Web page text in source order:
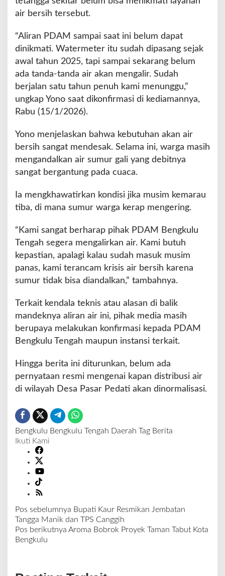
r
air bersih tersebut.
“Aliran PDAM sampai saat ini belum dapat
dinikmati. Watermeter itu sudah dipasang sejak
awal tahun 2025, tapi sampai sekarang belum
ada tanda-tanda air akan mengalir. Sudah
berjalan satu tahun penuh kami menunggu,”
ungkap Yono saat dikonfirmasi di kediamannya,
Rabu (15/1/2026).
Yono menjelaskan bahwa kebutuhan akan air
bersih sangat mendesak. Selama ini, warga masih
mengandalkan air sumur gali yang debitnya
sangat bergantung pada cuaca.
Ia mengkhawatirkan kondisi jika musim kemarau
tiba, di mana sumur warga kerap mengering.
“Kami sangat berharap pihak PDAM Bengkulu
Tengah segera mengalirkan air. Kami butuh
kepastian, apalagi kalau sudah masuk musim
panas, kami terancam krisis air bersih karena
sumur tidak bisa diandalkan,” tambahnya.
Terkait kendala teknis atau alasan di balik
mandeknya aliran air ini, pihak media masih
berupaya melakukan konfirmasi kepada PDAM
Bengkulu Tengah maupun instansi terkait.
Hingga berita ini diturunkan, belum ada
pernyataan resmi mengenai kapan distribusi air
di wilayah Desa Pasar Pedati akan dinormalisasi.
Bengkulu Bengkulu Tengah Daerah Tag Berita
Ikuti Kami
N
a
v
a
Pos sebelumnya Bupati Kaur Resmikan Jembatan
Tangga Manik dan TPS Canggih
Pos berikutnya Aroma Bobrok Proyek Taman Tabut Kota
Bengkulu